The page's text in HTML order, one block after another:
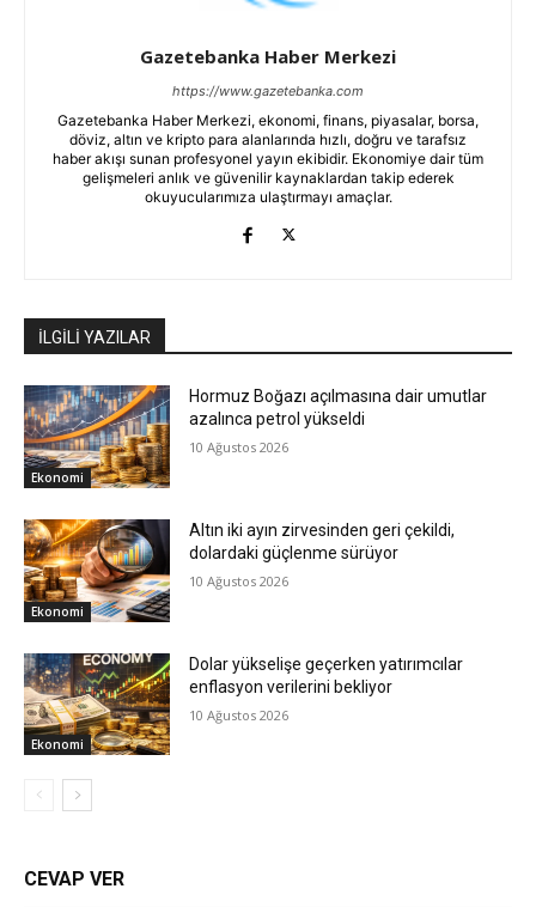
Gazetebanka Haber Merkezi
https://www.gazetebanka.com
Gazetebanka Haber Merkezi, ekonomi, finans, piyasalar, borsa,
döviz, altın ve kripto para alanlarında hızlı, doğru ve tarafsız
haber akışı sunan profesyonel yayın ekibidir. Ekonomiye dair tüm
gelişmeleri anlık ve güvenilir kaynaklardan takip ederek
okuyucularımıza ulaştırmayı amaçlar.
İLGİLİ YAZILAR
Ekonomi
Hormuz Boğazı açılmasına dair umutlar
azalınca petrol yükseldi
10 Ağustos 2026
Ekonomi
Altın iki ayın zirvesinden geri çekildi,
dolardaki güçlenme sürüyor
10 Ağustos 2026
Ekonomi
Dolar yükselişe geçerken yatırımcılar
enflasyon verilerini bekliyor
10 Ağustos 2026
CEVAP VER